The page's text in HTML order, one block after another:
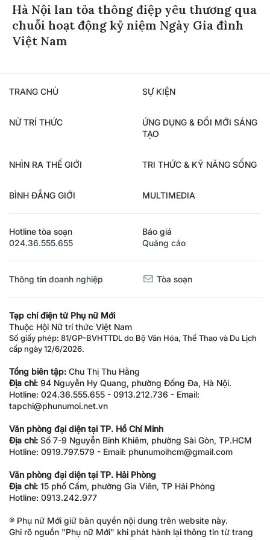
Hà Nội lan tỏa thông điệp yêu thương qua
chuỗi hoạt động kỷ niệm Ngày Gia đình
Việt Nam
TRANG CHỦ SỰ KIỆN
NỮ TRÍ THỨC
ỨNG DỤNG & ĐỔI MỚI SÁNG
TẠO
NHÌN RA THẾ GIỚI TRI THỨC & KỸ NĂNG SỐNG
BÌNH ĐẲNG GIỚI MULTIMEDIA
Hotline tòa soạn
024.36.555.655
Báo giá
Quảng cáo
Thông tin doanh nghiệp Tòa soạn
Tạp chí điện tử Phụ nữ Mới
Thuộc Hội Nữ trí thức Việt Nam
Số giấy phép: 81/GP-BVHTTDL do Bộ Văn Hóa, Thể Thao và Du Lịch
cấp ngày 12/6/2026.
Tổng biên tập: Chu Thị Thu Hằng
Địa chỉ: 94 Nguyễn Hy Quang, phường Đống Đa, Hà Nội.
Hotline: 024.36.555.655 - 0913.212.736 - Email:
tapchi@phunumoi.net.vn
Văn phòng đại diện tại TP. Hồ Chí Minh
Địa chỉ: Số 7-9 Nguyễn Bỉnh Khiêm, phường Sài Gòn, TP.HCM
Hotline: 0919.797.579 - Email: phunumoihcm@gmail.com
Văn phòng đại diện tại TP. Hải Phòng
Địa chỉ: 15 phố Cấm, phường Gia Viên, TP Hải Phòng
Hotline: 0913.242.977
® Phụ nữ Mới giữ bản quyền nội dung trên website này.
Ghi rõ nguồn "Phụ nữ Mới" khi phát hành lại thông tin từ trang